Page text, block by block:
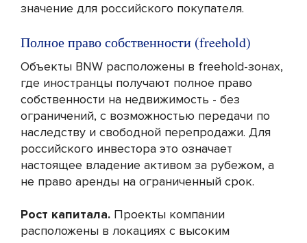
значение для российского покупателя.
Полное право собственности (freehold)
Объекты BNW расположены в freehold-зонах,
где иностранцы получают полное право
собственности на недвижимость - без
ограничений, с возможностью передачи по
наследству и свободной перепродажи. Для
российского инвестора это означает
настоящее владение активом за рубежом, а
не право аренды на ограниченный срок.
Рост капитала. Проекты компании
расположены в локациях с высоким